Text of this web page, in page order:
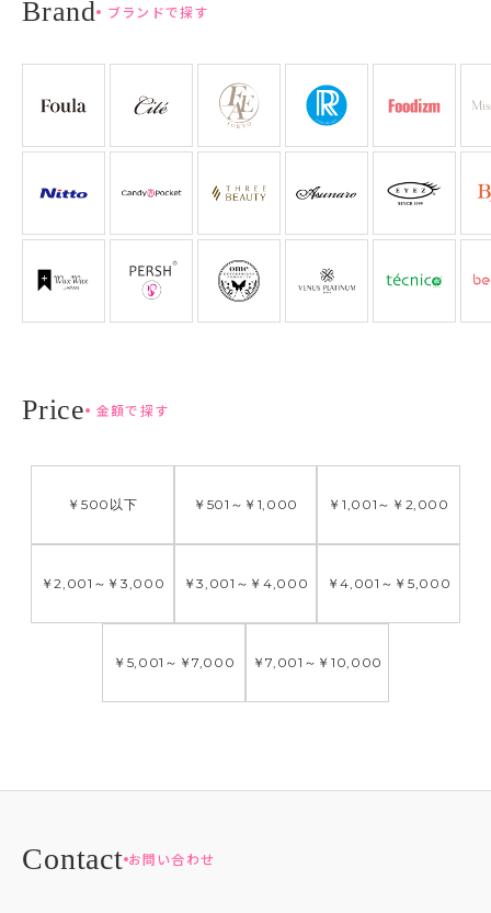
ブランドで探す
金額で探す
￥500 以下 ￥501 ～ ￥1,000 ￥1,001 ～ ￥2,000
￥2,001 ～ ￥3,000 ￥3,001 ～ ￥4,000 ￥4,001 ～ ￥5,000
￥5,001 ～ ￥7,000 ￥7,001 ～ ￥10,000
お問い合わせ